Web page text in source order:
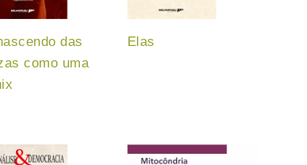
das
como uma
Elas